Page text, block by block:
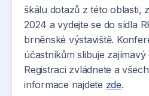
první polovinu roku 2024.
svařovat další kusy,
které budou dokončeny na
Po dokončení bude
Sviadnova do přístavu v
nainstalují přímo na loď.
škálu dotazů z této oblasti,
2024 a vydejte se do sídla
brněnské výstaviště.
účastníkům slibuje
Registraci zvládnete a
informace najdete zde.